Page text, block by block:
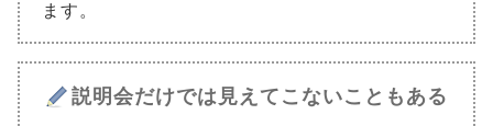
ます。
説明会だけでは見えてこないこともある